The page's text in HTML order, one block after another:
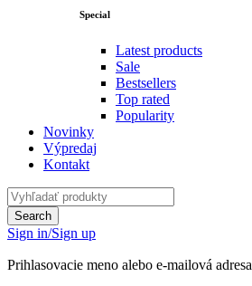
Special
Latest products
Sale
Bestsellers
Top rated
Popularity
Novinky
Výpredaj
Kontakt
Sign in/Sign up
Prihlasovacie meno alebo e-mailová adresa